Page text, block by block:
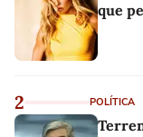
que
2 POLÍTICA